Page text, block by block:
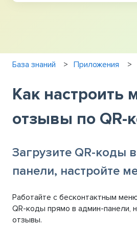
База знаний Приложения
Как настроить
отзывы по QR-
Загрузите QR-коды
панели, настройте
Работайте с бесконтактным
QR-коды прямо в админ-панели,
отзывы.